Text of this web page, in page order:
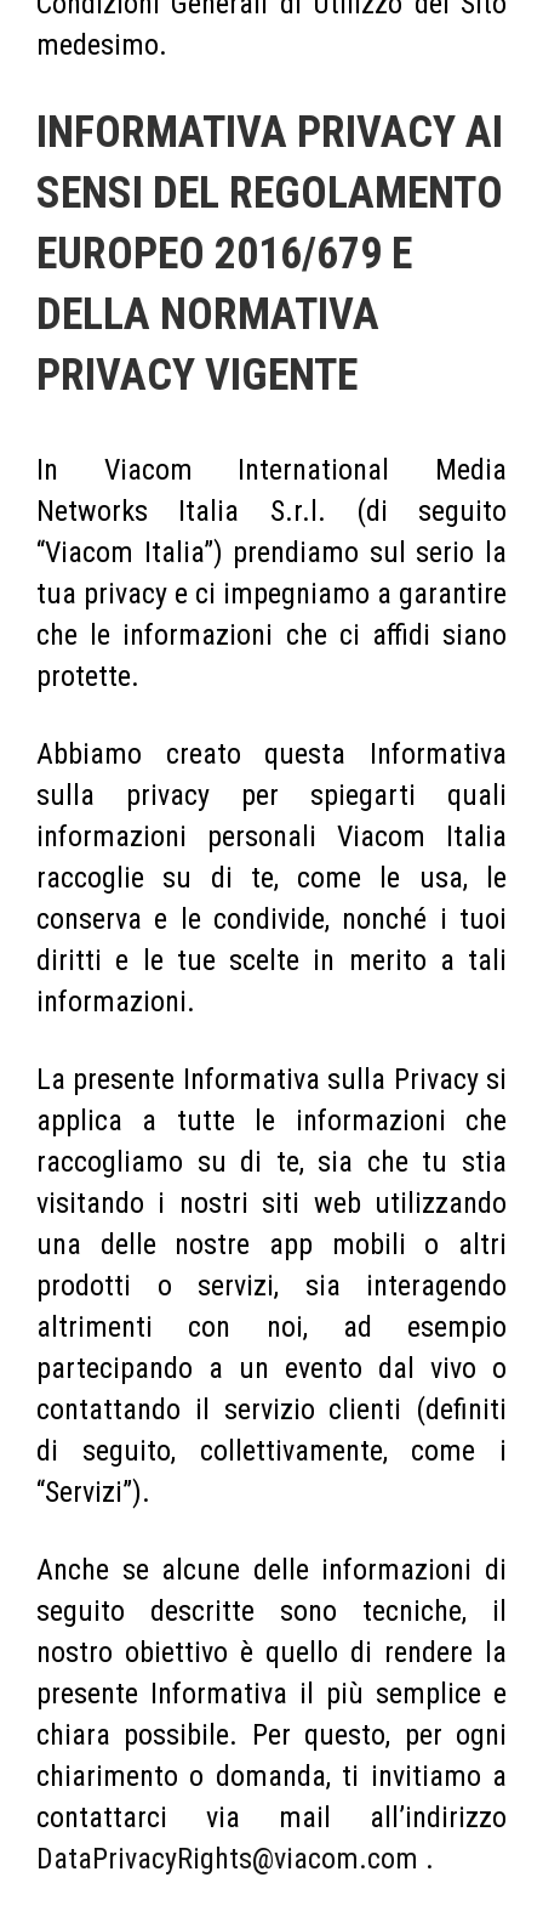
medesimo.
INFORMATIVA PRIVACY AI
SENSI DEL REGOLAMENTO
EUROPEO 2016/679 E
DELLA NORMATIVA
PRIVACY VIGENTE
In Viacom International Media
Networks Italia S.r.l. (di seguito
“Viacom Italia”) prendiamo sul serio la
tua privacy e ci impegniamo a garantire
che le informazioni che ci affidi siano
protette.
Abbiamo creato questa Informativa
sulla privacy per spiegarti quali
informazioni personali Viacom Italia
raccoglie su di te, come le usa, le
conserva e le condivide, nonché i tuoi
diritti e le tue scelte in merito a tali
informazioni.
La presente Informativa sulla Privacy si
applica a tutte le informazioni che
raccogliamo su di te, sia che tu stia
visitando i nostri siti web utilizzando
una delle nostre app mobili o altri
prodotti o servizi, sia interagendo
altrimenti con noi, ad esempio
partecipando a un evento dal vivo o
contattando il servizio clienti (definiti
di seguito, collettivamente, come i
“Servizi”).
Anche se alcune delle informazioni di
seguito descritte sono tecniche, il
nostro obiettivo è quello di rendere la
presente Informativa il più semplice e
chiara possibile. Per questo, per ogni
chiarimento o domanda, ti invitiamo a
contattarci via mail all’indirizzo
DataPrivacyRights@viacom.com .